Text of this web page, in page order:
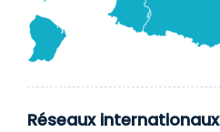
Réseaux internationaux